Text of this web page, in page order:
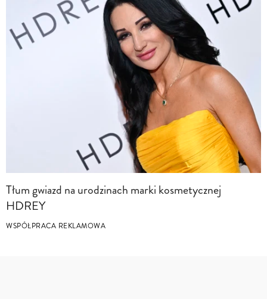
Tłum gwiazd na urodzinach marki kosmetycznej
HDREY
WSPÓŁPRACA REKLAMOWA